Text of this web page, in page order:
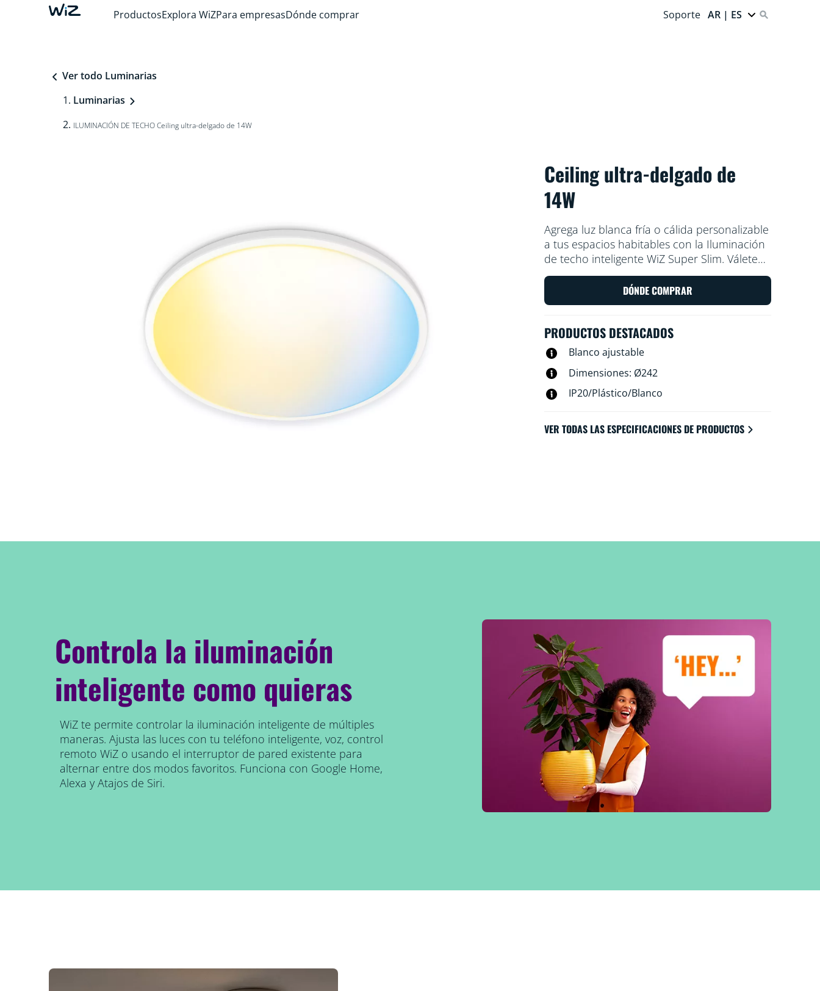
ProductosExplora WiZPara empresasDónde comprar Soporte AR | ES
Ver todo Luminarias
Luminarias
ILUMINACIÓN DE TECHO Ceiling ultra-delgado de 14W
Ceiling ultra-delgado de
14W
Agrega luz blanca fría o cálida personalizable
a tus espacios habitables con la Iluminación
de techo inteligente WiZ Super Slim. Válete
de la aplicación WiZ o tu voz para regular la
intensidad, iluminar o usar los modos de
iluminación preestablecidos en
DÓNDE COMPRAR
PRODUCTOS DESTACADOS
Blanco ajustable
Dimensiones: Ø242
IP20/Plástico/Blanco
VER TODAS LAS ESPECIFICACIONES DE PRODUCTOS
Controla la iluminación
inteligente como quieras
WiZ te permite controlar la iluminación inteligente de múltiples
maneras. Ajusta las luces con tu teléfono inteligente, voz, control
remoto WiZ o usando el interruptor de pared existente para
alternar entre dos modos favoritos. Funciona con Google Home,
Alexa y Atajos de Siri.